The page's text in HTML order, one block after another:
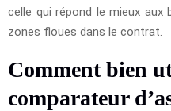
celle qui répond le mieux aux
zones floues dans le contrat.
Comment bien
comparateur